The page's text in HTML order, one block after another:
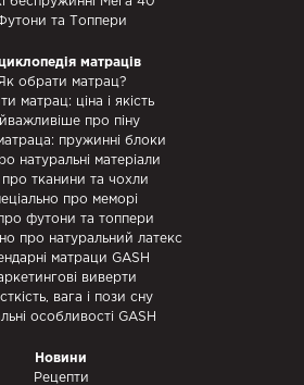
та Топпери
матраців
обрати матрац?
матрац: ціна і якість
про піну
пружинні блоки
натуральні матеріали
про тканини та чохли
про меморі
футони та топпери
про натуральний латекс
матраци GASH
виверти
вага і пози сну
особливості GASH
Новини
Рецепти